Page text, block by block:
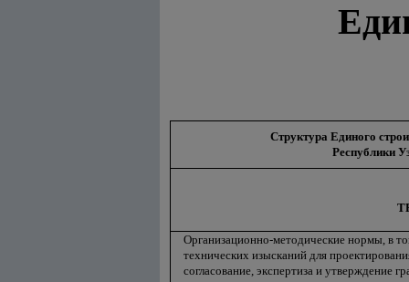
Структура Единого
Республики
Организационно-методические нормы, в
технических изысканий для
согласование, экспертиза и утверждение